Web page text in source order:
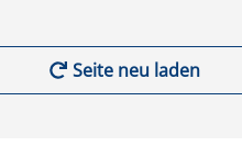
Seite neu laden